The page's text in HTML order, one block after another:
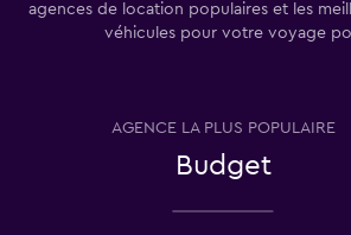
agences de location populaires et les
véhicules pour votre voyage
AGENCE LA PLUS POPULAIRE
Budget